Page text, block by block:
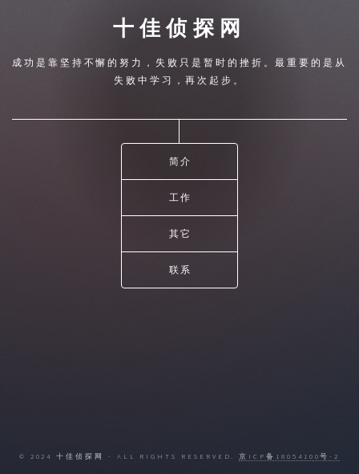
十佳侦探网
成功是靠坚持不懈的努力，失败只是暂时的挫折。最重要的是从
失败中学习，再次起步。
简介
工作
其它
联系
© 2024 十佳侦探网 - ALL RIGHTS RESERVED.京ICP备18054100号-2